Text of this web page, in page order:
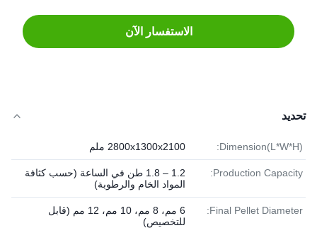
الاستفسار الآن
تحديد
Dimension(L*W*H): 2800x1300x2100 ملم
Production Capacity:
1.2 – 1.8 طن في الساعة (حسب كثافة
المواد الخام والرطوبة)
Final Pellet Diameter:
6 مم، 8 مم، 10 مم، 12 مم (قابل
للتخصيص)